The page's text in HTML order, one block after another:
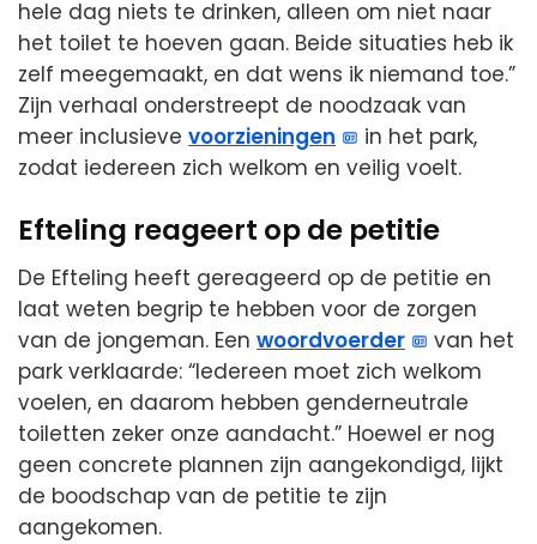
hele dag niets te drinken, alleen om niet naar
het toilet te hoeven gaan. Beide situaties heb ik
zelf meegemaakt, en dat wens ik niemand toe.”
Zijn verhaal onderstreept de noodzaak van
meer inclusieve voorzieningen
in het park,
zodat iedereen zich welkom en veilig voelt.
Efteling reageert op de petitie
De Efteling heeft gereageerd op de petitie en
laat weten begrip te hebben voor de zorgen
van de jongeman. Een woordvoerder
van het
park verklaarde: “Iedereen moet zich welkom
voelen, en daarom hebben genderneutrale
toiletten zeker onze aandacht.” Hoewel er nog
geen concrete plannen zijn aangekondigd, lijkt
de boodschap van de petitie te zijn
aangekomen.